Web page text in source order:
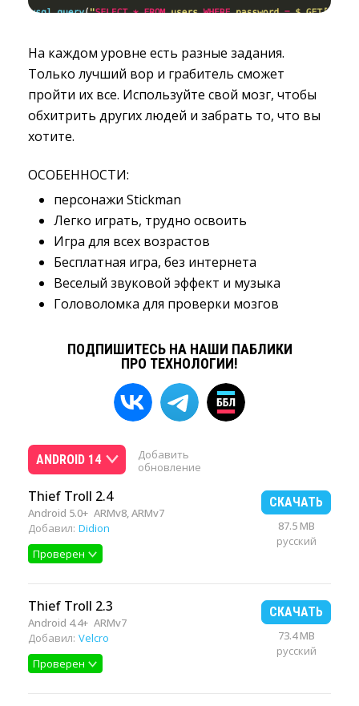
На каждом уровне есть разные задания.
Только лучший вор и грабитель сможет
пройти их все. Используйте свой мозг, чтобы
обхитрить других людей и забрать то, что вы
хотите.
ОСОБЕННОСТИ:
персонажи Stickman
Легко играть, трудно освоить
Игра для всех возрастов
Бесплатная игра, без интернета
Веселый звуковой эффект и музыка
Головоломка для проверки мозгов
ПОДПИШИТЕСЬ НА НАШИ ПАБЛИКИ
ПРО ТЕХНОЛОГИИ!
ANDROID 14
Добавить
обновление
Thief Troll 2.4
Android 5.0+ ARMv8, ARMv7
Добавил: Didion
Проверен
СКАЧАТЬ
87.5 MB
русский
Thief Troll 2.3
Android 4.4+ ARMv7
Добавил: Velcro
Проверен
СКАЧАТЬ
73.4 MB
русский